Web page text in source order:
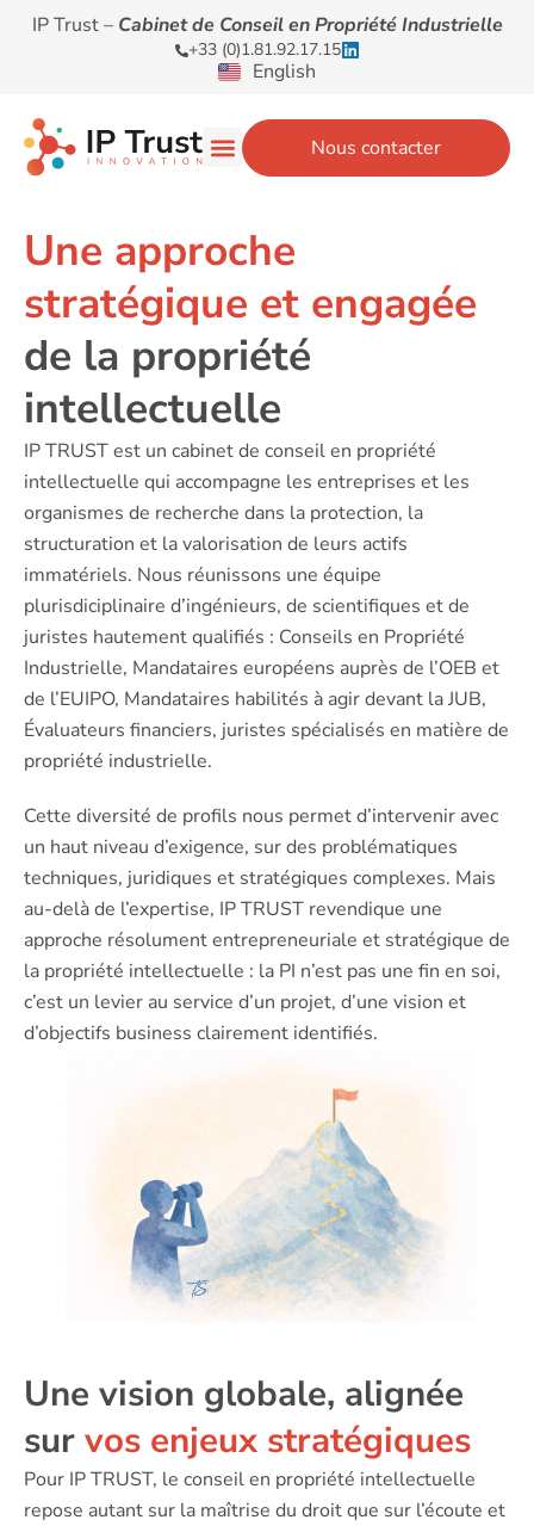
IP Trust – Cabinet de Conseil en Propriété Industrielle
+33 (0)1.81.92.17.15
English
Nous contacter
Une approche
stratégique et engagée
de la propriété
intellectuelle
IP TRUST est un cabinet de conseil en propriété
intellectuelle qui accompagne les entreprises et les
organismes de recherche dans la protection, la
structuration et la valorisation de leurs actifs
immatériels. Nous réunissons une équipe
plurisdiciplinaire d’ingénieurs, de scientifiques et de
juristes hautement qualifiés : Conseils en Propriété
Industrielle, Mandataires européens auprès de l’OEB et
de l’EUIPO, Mandataires habilités à agir devant la JUB,
Évaluateurs financiers, juristes spécialisés en matière de
propriété industrielle.
Cette diversité de profils nous permet d’intervenir avec
un haut niveau d’exigence, sur des problématiques
techniques, juridiques et stratégiques complexes. Mais
au-delà de l’expertise, IP TRUST revendique une
approche résolument entrepreneuriale et stratégique de
la propriété intellectuelle : la PI n’est pas une fin en soi,
c’est un levier au service d’un projet, d’une vision et
d’objectifs business clairement identifiés.
Une vision globale, alignée
sur vos enjeux stratégiques
Pour IP TRUST, le conseil en propriété intellectuelle
repose autant sur la maîtrise du droit que sur l’écoute et